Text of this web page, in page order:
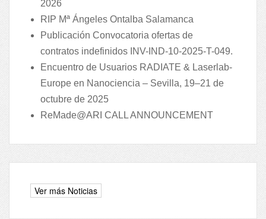
2026
RIP Mª Ángeles Ontalba Salamanca
Publicación Convocatoria ofertas de
contratos indefinidos INV-IND-10-2025-T-049.
Encuentro de Usuarios RADIATE & Laserlab-
Europe en Nanociencia – Sevilla, 19–21 de
octubre de 2025
ReMade@ARI CALL ANNOUNCEMENT